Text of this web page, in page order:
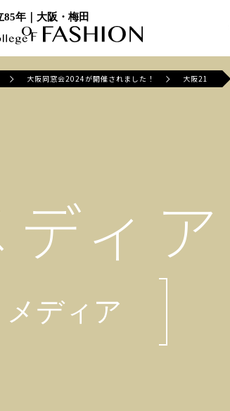
年｜大阪・梅田
大阪同窓会2024が開催されました！ 大阪21
ディア
メディア